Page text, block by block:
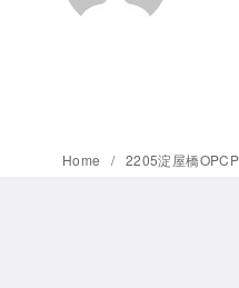
Home 2205淀屋橋